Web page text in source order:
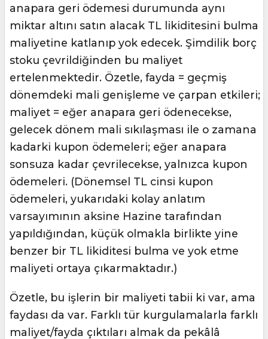
anapara geri ödemesi durumunda aynı
miktar altını satın alacak TL likiditesini bulma
maliyetine katlanıp yok edecek. Şimdilik borç
stoku çevrildiğinden bu maliyet
ertelenmektedir. Özetle, fayda = geçmiş
dönemdeki mali genişleme ve çarpan etkileri;
maliyet = eğer anapara geri ödenecekse,
gelecek dönem mali sıkılaşması ile o zamana
kadarki kupon ödemeleri; eğer anapara
sonsuza kadar çevrilecekse, yalnızca kupon
ödemeleri. (Dönemsel TL cinsi kupon
ödemeleri, yukarıdaki kolay anlatım
varsayımının aksine Hazine tarafından
yapıldığından, küçük olmakla birlikte yine
benzer bir TL likiditesi bulma ve yok etme
maliyeti ortaya çıkarmaktadır.)
Özetle, bu işlerin bir maliyeti tabii ki var, ama
faydası da var. Farklı tür kurgulamalarla farklı
maliyet/fayda çıktıları almak da pekâlâ